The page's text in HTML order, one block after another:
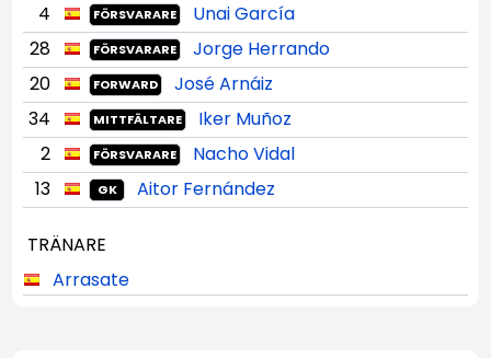
4
FÖRSVARARE
Unai García
28
FÖRSVARARE
Jorge Herrando
20
FORWARD
José Arnáiz
34
MITTFÄLTARE
Iker Muñoz
2
FÖRSVARARE
Nacho Vidal
13
GK Aitor Fernández
TRÄNARE
Arrasate